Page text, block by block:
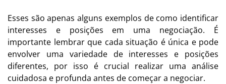
Esses são apenas alguns exemplos de como identificar
interesses e posições em uma negociação. É
importante lembrar que cada situação é única e pode
envolver uma variedade de interesses e posições
diferentes, por isso é crucial realizar uma análise
cuidadosa e profunda antes de começar a negociar.